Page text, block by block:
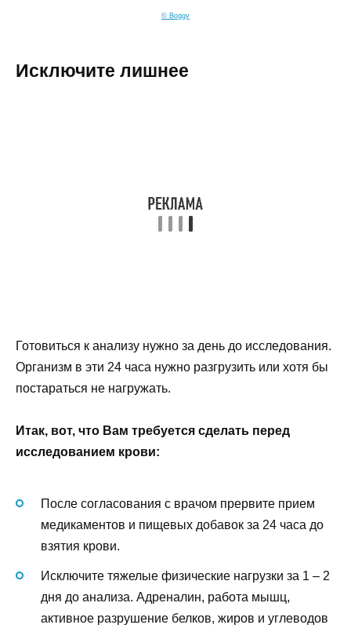
© Boggy
Исключите лишнее
Готовиться к анализу нужно за день до исследования.
Организм в эти 24 часа нужно разгрузить или хотя бы
постараться не нагружать.
Итак, вот, что Вам требуется сделать перед
исследованием крови:
После согласования с врачом прервите прием
медикаментов и пищевых добавок за 24 часа до
взятия крови.
Исключите тяжелые физические нагрузки за 1 – 2
дня до анализа. Адреналин, работа мышц,
активное разрушение белков, жиров и углеводов